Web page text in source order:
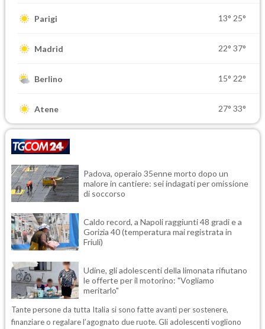
Parigi 13° 25°
Madrid 22° 37°
Berlino 15° 22°
Atene 27° 33°
Padova, operaio 35enne morto dopo un
malore in cantiere: sei indagati per omissione
di soccorso
Caldo record, a Napoli raggiunti 48 gradi e a
Gorizia 40 (temperatura mai registrata in
Friuli)
Udine, gli adolescenti della limonata rifiutano
le offerte per il motorino: "Vogliamo
meritarlo"
Tante persone da tutta Italia si sono fatte avanti per sostenere,
finanziare o regalare l’agognato due ruote. Gli adolescenti vogliono